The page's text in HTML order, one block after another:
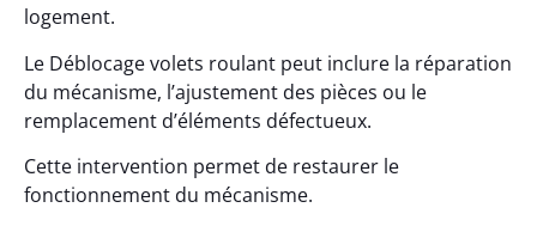
logement.
Le Déblocage volets roulant peut inclure la réparation
du mécanisme, l’ajustement des pièces ou le
remplacement d’éléments défectueux.
Cette intervention permet de restaurer le
fonctionnement du mécanisme.